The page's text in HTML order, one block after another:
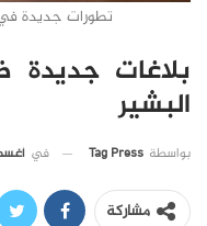
تطورات جديدة
بلاغات
البشير
بواسطة Tag Press في أغسطس
مشاركة